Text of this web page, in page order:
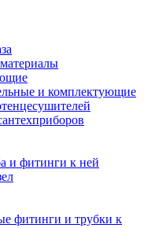
и комплектующие
и фитинги к ней
фитинги и трубки к